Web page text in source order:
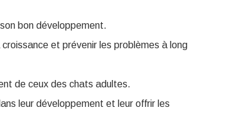
bon développement.
et prévenir les problèmes à long
de ceux des chats adultes.
leur développement et leur offrir les